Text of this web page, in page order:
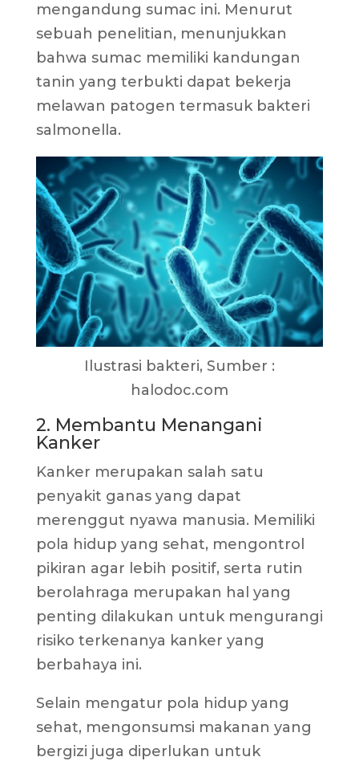
mengandung sumac ini. Menurut
sebuah penelitian, menunjukkan
bahwa sumac memiliki kandungan
tanin yang terbukti dapat bekerja
melawan patogen termasuk bakteri
salmonella.
Ilustrasi bakteri, Sumber :
halodoc.com
2. Membantu Menangani
Kanker
Kanker merupakan salah satu
penyakit ganas yang dapat
merenggut nyawa manusia. Memiliki
pola hidup yang sehat, mengontrol
pikiran agar lebih positif, serta rutin
berolahraga merupakan hal yang
penting dilakukan untuk mengurangi
risiko terkenanya kanker yang
berbahaya ini.
Selain mengatur pola hidup yang
sehat, mengonsumsi makanan yang
bergizi juga diperlukan untuk